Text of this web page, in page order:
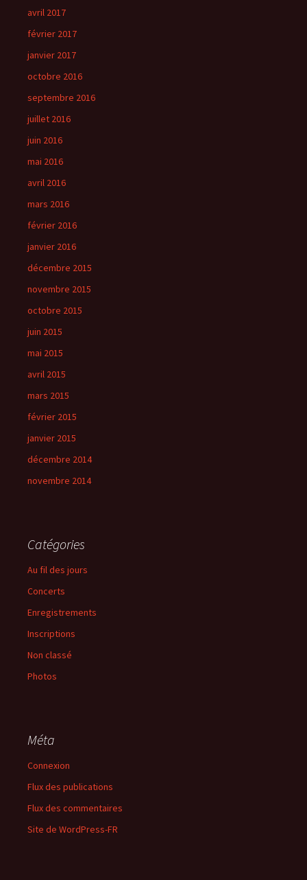
avril 2017
février 2017
janvier 2017
octobre 2016
septembre 2016
juillet 2016
juin 2016
mai 2016
avril 2016
mars 2016
février 2016
janvier 2016
décembre 2015
novembre 2015
octobre 2015
juin 2015
mai 2015
avril 2015
mars 2015
février 2015
janvier 2015
décembre 2014
novembre 2014
Catégories
Au fil des jours
Concerts
Enregistrements
Inscriptions
Non classé
Photos
Méta
Connexion
Flux des publications
Flux des commentaires
Site de WordPress-FR